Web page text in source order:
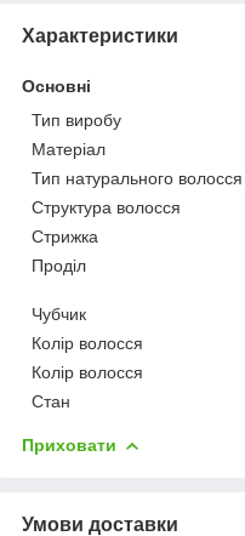
Характеристики
Основні
Тип виробу
Матеріал
Тип натурального волосся
Структура волосся
Стрижка
Проділ
Чубчик
Колір волосся
Колір волосся
Стан
Приховати
Умови доставки